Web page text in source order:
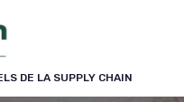
DE LA SUPPLY CHAIN